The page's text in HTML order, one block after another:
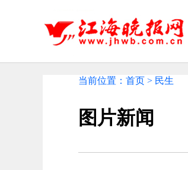
当前位置：首页 > 民生
图片新闻